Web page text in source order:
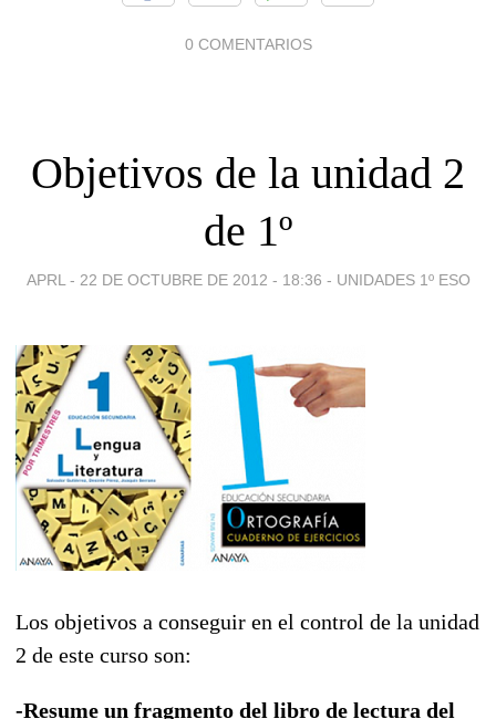
0 COMENTARIOS
Objetivos de la unidad 2
de 1º
APRL - 22 DE OCTUBRE DE 2012 - 18:36 - UNIDADES 1º ESO
Los objetivos a conseguir en el control de la unidad
2 de este curso son:
-Resume un fragmento del libro de lectura del